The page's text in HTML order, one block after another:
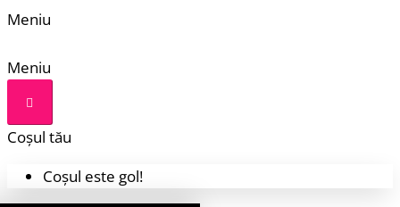
Meniu
Meniu
Coșul tău
Coșul este gol!